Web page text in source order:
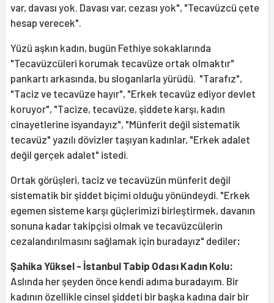
var, davası yok. Davası var, cezası yok", "Tecavüzcü çete
hesap verecek".
Yüzü aşkın kadın, bugün Fethiye sokaklarında
"Tecavüzcüleri korumak tecavüze ortak olmaktır"
pankartı arkasında, bu sloganlarla yürüdü. "Tarafız",
"Taciz ve tecavüze hayır", "Erkek tecavüz ediyor devlet
koruyor", "Tacize, tecavüze, şiddete karşı, kadın
cinayetlerine isyandayız", "Münferit değil sistematik
tecavüz" yazılı dövizler taşıyan kadınlar, "Erkek adalet
değil gerçek adalet" istedi.
Ortak görüşleri, taciz ve tecavüzün münferit değil
sistematik bir şiddet biçimi olduğu yönündeydi. "Erkek
egemen sisteme karşı güçlerimizi birleştirmek, davanın
sonuna kadar takipçisi olmak ve tecavüzcülerin
cezalandırılmasını sağlamak için buradayız" dediler:
Şahika Yüksel - İstanbul Tabip Odası Kadın Kolu:
Aslında her şeyden önce kendi adıma buradayım. Bir
kadının özellikle cinsel şiddeti bir başka kadına dair bir